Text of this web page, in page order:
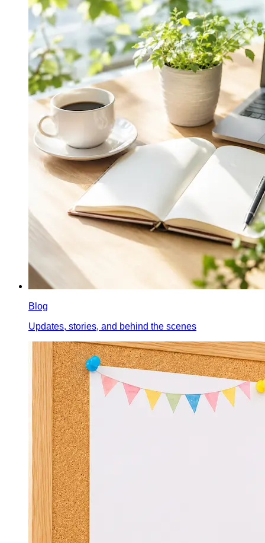
Blog
Updates, stories, and behind the scenes